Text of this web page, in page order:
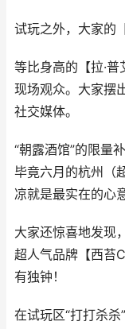
试玩之外，大家的
等比身高的【拉·
现场观众。大家摆
社交媒体。
“朝露酒馆”的限量
毕竟六月的杭州（
凉就是最实在的心意
大家还惊喜地发现
超人气品牌【西苔
有独钟！
在试玩区“打打杀